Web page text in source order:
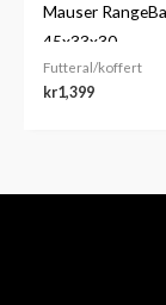
Mauser
45x33x30
Futteral/koffert
kr1,399